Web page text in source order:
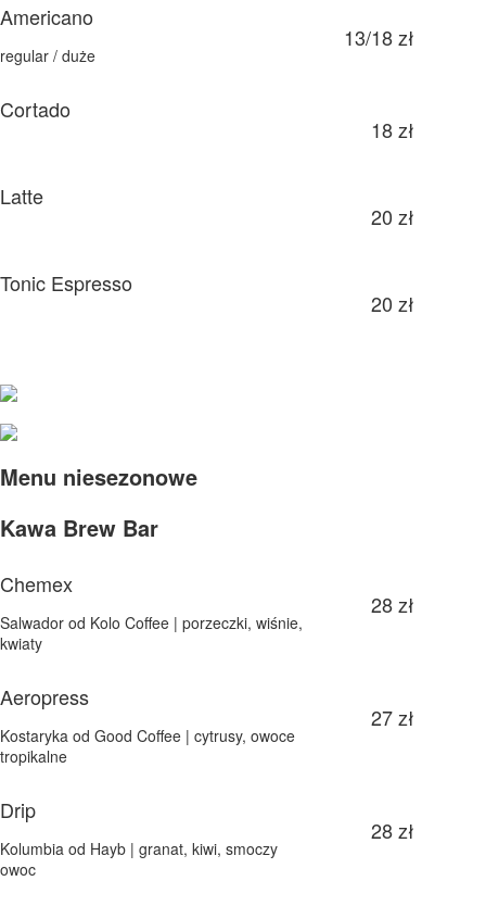
Americano
regular / duże
13/18 zł
Cortado
18 zł
Latte
20 zł
Tonic Espresso
20 zł
Menu niesezonowe
Kawa Brew Bar
Chemex
Salwador od Kolo Coffee | porzeczki, wiśnie,
kwiaty
28 zł
Aeropress
Kostaryka od Good Coffee | cytrusy, owoce
tropikalne
27 zł
Drip
Kolumbia od Hayb | granat, kiwi, smoczy
owoc
28 zł